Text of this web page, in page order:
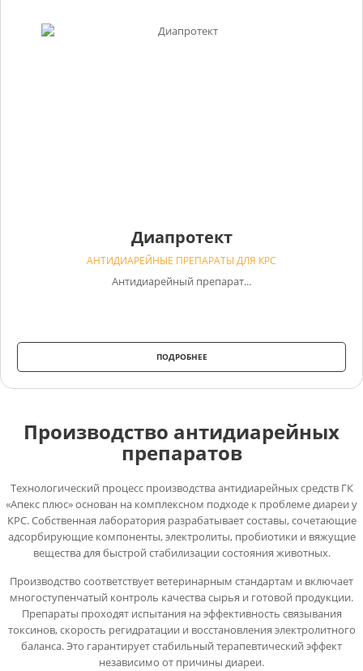
Диапротект
АНТИДИАРЕЙНЫЕ ПРЕПАРАТЫ ДЛЯ КРС
Антидиарейный препарат...
ПОДРОБНЕЕ
Производство антидиарейных
препаратов
Технологический процесс производства антидиарейных средств ГК
«Апекс плюс» основан на комплексном подходе к проблеме диареи у
КРС. Собственная лаборатория разрабатывает составы, сочетающие
адсорбирующие компоненты, электролиты, пробиотики и вяжущие
вещества для быстрой стабилизации состояния животных.
Производство соответствует ветеринарным стандартам и включает
многоступенчатый контроль качества сырья и готовой продукции.
Препараты проходят испытания на эффективность связывания
токсинов, скорость регидратации и восстановления электролитного
баланса. Это гарантирует стабильный терапевтический эффект
независимо от причины диареи.